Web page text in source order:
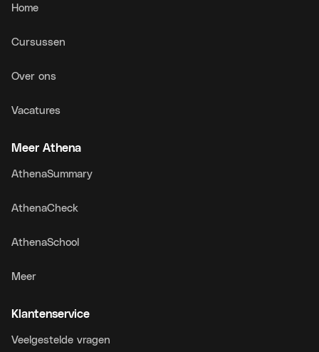
Home
Cursussen
Over ons
Vacatures
Meer Athena
AthenaSummary
AthenaCheck
AthenaSchool
Meer
Klantenservice
Veelgestelde vragen